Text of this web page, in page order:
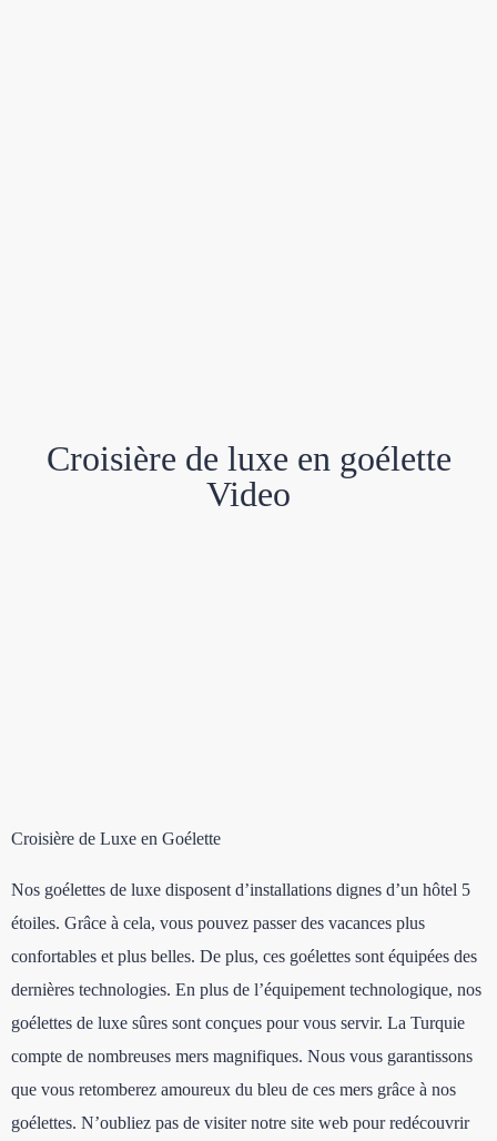
Croisière de luxe en goélette
Video
Croisière de Luxe en Goélette
Nos goélettes de luxe disposent d’installations dignes d’un hôtel 5
étoiles. Grâce à cela, vous pouvez passer des vacances plus
confortables et plus belles. De plus, ces goélettes sont équipées des
dernières technologies. En plus de l’équipement technologique, nos
goélettes de luxe sûres sont conçues pour vous servir. La Turquie
compte de nombreuses mers magnifiques. Nous vous garantissons
que vous retomberez amoureux du bleu de ces mers grâce à nos
goélettes. N’oubliez pas de visiter notre site web pour redécouvrir